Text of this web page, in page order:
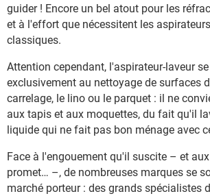
guider ! Encore un bel atout pour les
et à l'effort que nécessitent les
classiques.
Attention cependant, l'aspirateur-laveur
exclusivement au nettoyage de surfaces
carrelage, le lino ou le parquet : il ne
aux tapis et aux moquettes, du fait qu'il
liquide qui ne fait pas bon ménage avec
Face à l'engouement qu'il suscite – et
promet… –, de nombreuses marques se
marché porteur : des grands spécialistes